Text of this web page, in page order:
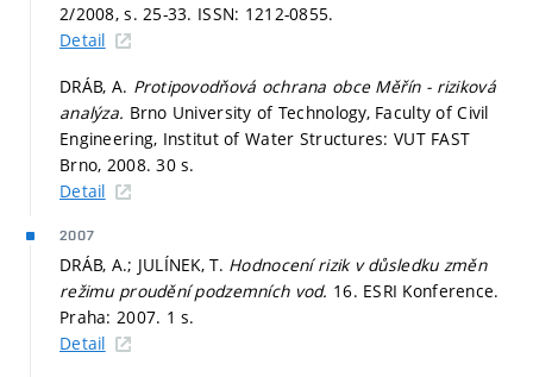
2/2008,s. 25-33. ISSN: 1212-0855.
Detail
DRÁB, A. Protipovodňová ochrana obce Měřín - riziková
analýza. Brno University of Technology, Faculty of Civil
Engineering, Institut of Water Structures: VUT FAST
Brno, 2008. 30 s.
Detail
2007
DRÁB, A.; JULÍNEK, T. Hodnocení rizik v důsledku změn
režimu proudění podzemních vod. 16. ESRI Konference.
Praha: 2007. 1 s.
Detail